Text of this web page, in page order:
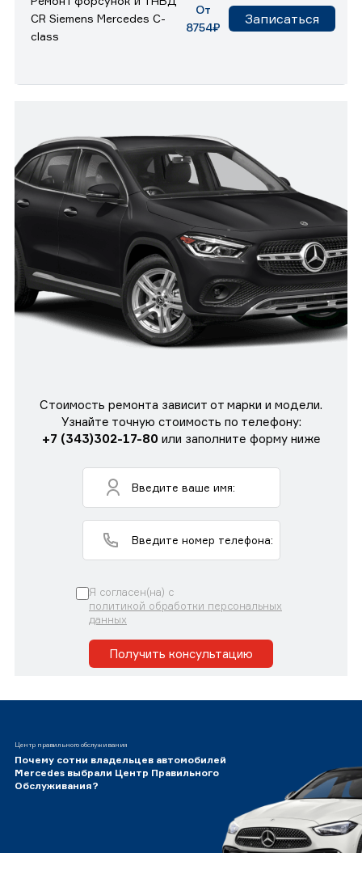
CR Siemens Mercedes C-
class
От
8754₽
Записаться
Стоимость ремонта зависит от марки и модели.
Узнайте точную стоимость по телефону:
+7 (343)302-17-80 или заполните форму ниже
Я согласен(на) с
политикой обработки персональных
данных
Получить консультацию
Центр правильного обслуживания
Почему сотни владельцев автомобилей
Mercedes выбрали Центр Правильного
Обслуживания?